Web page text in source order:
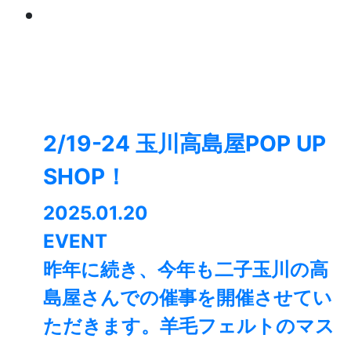
2/19-24 玉川高島屋POP UP
SHOP！
2025.01.20
EVENT
昨年に続き、今年も二子玉川の高
島屋さんでの催事を開催させてい
ただきます。羊毛フェルトのマス